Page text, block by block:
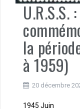
U.R.S.S.
la
à 1959)
20 décembre
1945 Juin :